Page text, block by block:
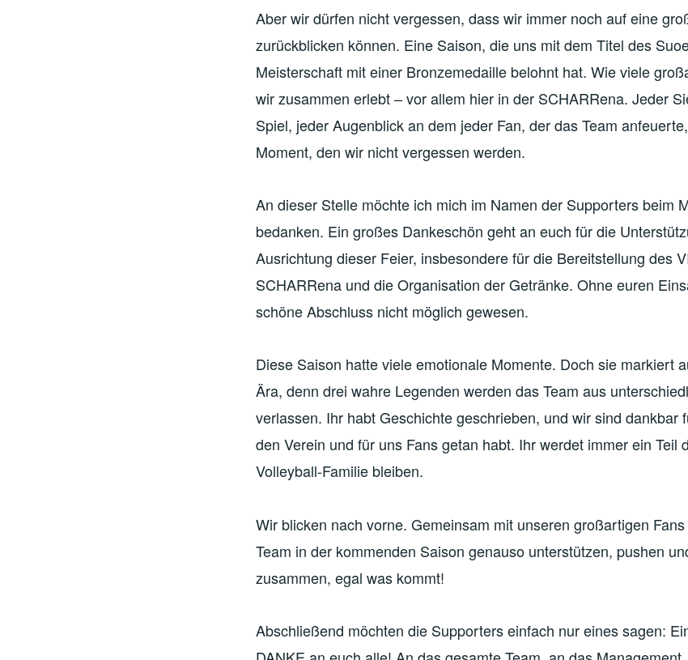
Aber wir dürfen nicht vergessen, dass wir immer noch auf eine
zurückblicken können. Eine Saison, die uns mit dem Titel des
Meisterschaft mit einer Bronzemedaille belohnt hat. Wie viele
wir zusammen erlebt – vor allem hier in der SCHARRena. Jeder
Spiel, jeder Augenblick an dem jeder Fan, der das Team
Moment, den wir nicht vergessen werden.
An dieser Stelle möchte ich mich im Namen der Supporters beim
bedanken. Ein großes Dankeschön geht an euch für die
Ausrichtung dieser Feier, insbesondere für die Bereitstellung des
SCHARRena und die Organisation der Getränke. Ohne euren
schöne Abschluss nicht möglich gewesen.
Diese Saison hatte viele emotionale Momente. Doch sie markiert
Ära, denn drei wahre Legenden werden das Team aus
verlassen. Ihr habt Geschichte geschrieben, und wir sind dankbar
den Verein und für uns Fans getan habt. Ihr werdet immer ein Teil
Volleyball-Familie bleiben.
Wir blicken nach vorne. Gemeinsam mit unseren großartigen
Team in der kommenden Saison genauso unterstützen, pushen
zusammen, egal was kommt!
Abschließend möchten die Supporters einfach nur eines sagen: